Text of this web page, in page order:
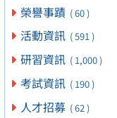
榮譽事蹟 ( 60 )
活動資訊 ( 591 )
研習資訊 ( 1,000 )
考試資訊 ( 190 )
人才招募 ( 62 )